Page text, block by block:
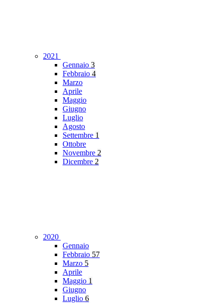
2021
Gennaio 3
Febbraio 4
Marzo
Aprile
Maggio
Giugno
Luglio
Agosto
Settembre 1
Ottobre
Novembre 2
Dicembre 2
2020
Gennaio
Febbraio 57
Marzo 5
Aprile
Maggio 1
Giugno
Luglio 6